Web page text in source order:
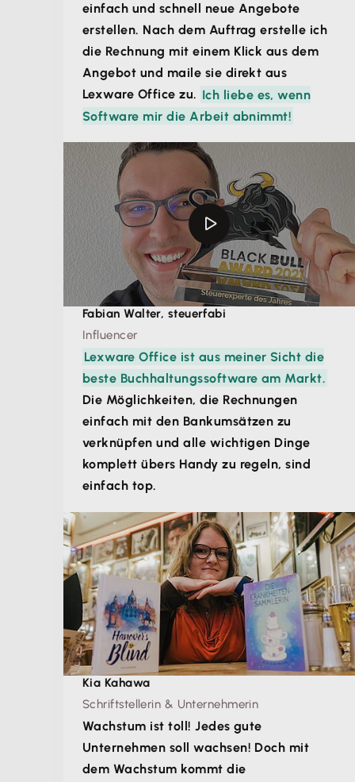
einfach und schnell neue Angebote
erstellen. Nach dem Auftrag erstelle ich
die Rechnung mit einem Klick aus dem
Angebot und maile sie direkt aus
Lexware Office zu. Ich liebe es, wenn
Software mir die Arbeit abnimmt!
Fabian Walter, steuerfabi
Influencer
Lexware Office ist aus meiner Sicht die
beste Buchhaltungssoftware am Markt.
Die Möglichkeiten, die Rechnungen
einfach mit den Bankumsätzen zu
verknüpfen und alle wichtigen Dinge
komplett übers Handy zu regeln, sind
einfach top.
Kia Kahawa
Schriftstellerin & Unternehmerin
Wachstum ist toll! Jedes gute
Unternehmen soll wachsen! Doch mit
dem Wachstum kommt die